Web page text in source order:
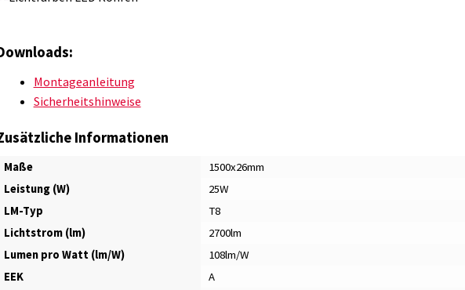
Montageanleitung
Sicherheitshinweise
Informationen
Maße
1500x26mm
Leistung (W)
25W
LM-Typ
T8
Lichtstrom (lm)
2700lm
Lumen pro Watt (lm/W)
108lm/W
EEK
A